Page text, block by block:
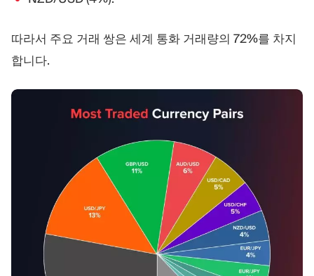
따라서 주요 거래 쌍은 세계 통화 거래량의 72%를 차지
합니다.